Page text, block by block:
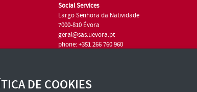
Social Services
Largo Senhora da Natividade
7000-810 Évora
geral@sas.uevora.pt
phone: +351 266 760 960
DE COOKIES